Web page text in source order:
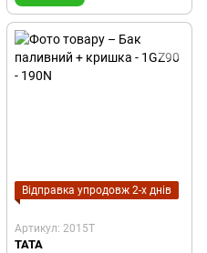
Відправка упродовж 2-х днів
Артикул: 2015T
TATA